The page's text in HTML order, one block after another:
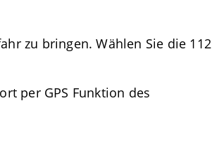
zu bringen. Wählen Sie die 112
per GPS Funktion des